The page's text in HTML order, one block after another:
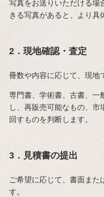
写真をお送りいただける場
きる写真があると、より具
2．現地確認・査定
冊数や内容に応じて、現地
専門書、学術書、古書、一
し、再販売可能なもの、市
回すものを判断します。
3．見積書の提出
ご希望に応じて、書面また
す。